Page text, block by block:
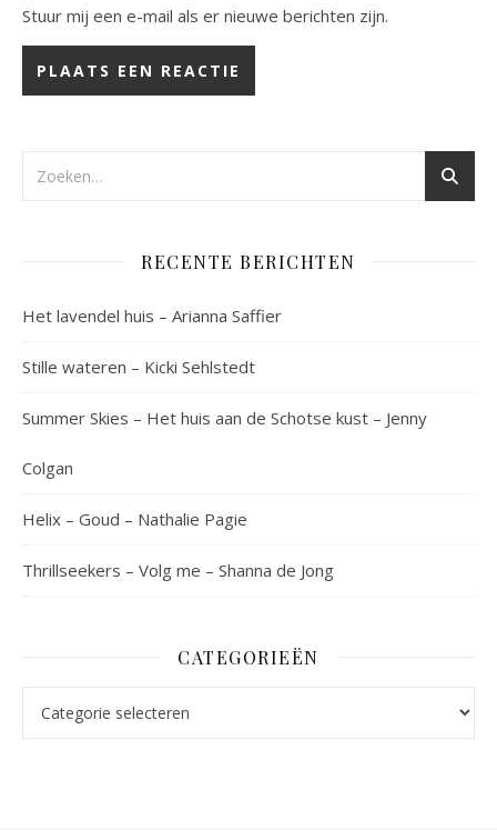
Stuur mij een e-mail als er nieuwe berichten zijn.
RECENTE BERICHTEN
Het lavendel huis – Arianna Saffier
Stille wateren – Kicki Sehlstedt
Summer Skies – Het huis aan de Schotse kust – Jenny
Colgan
Helix – Goud – Nathalie Pagie
Thrillseekers – Volg me – Shanna de Jong
CATEGORIEËN